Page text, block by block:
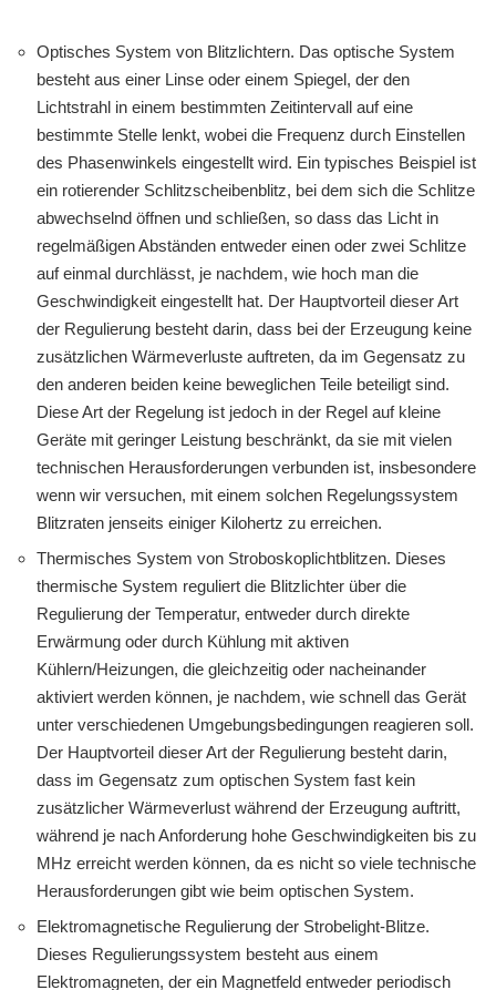
Optisches System von Blitzlichtern. Das optische System
besteht aus einer Linse oder einem Spiegel, der den
Lichtstrahl in einem bestimmten Zeitintervall auf eine
bestimmte Stelle lenkt, wobei die Frequenz durch Einstellen
des Phasenwinkels eingestellt wird. Ein typisches Beispiel ist
ein rotierender Schlitzscheibenblitz, bei dem sich die Schlitze
abwechselnd öffnen und schließen, so dass das Licht in
regelmäßigen Abständen entweder einen oder zwei Schlitze
auf einmal durchlässt, je nachdem, wie hoch man die
Geschwindigkeit eingestellt hat. Der Hauptvorteil dieser Art
der Regulierung besteht darin, dass bei der Erzeugung keine
zusätzlichen Wärmeverluste auftreten, da im Gegensatz zu
den anderen beiden keine beweglichen Teile beteiligt sind.
Diese Art der Regelung ist jedoch in der Regel auf kleine
Geräte mit geringer Leistung beschränkt, da sie mit vielen
technischen Herausforderungen verbunden ist, insbesondere
wenn wir versuchen, mit einem solchen Regelungssystem
Blitzraten jenseits einiger Kilohertz zu erreichen.
Thermisches System von Stroboskoplichtblitzen. Dieses
thermische System reguliert die Blitzlichter über die
Regulierung der Temperatur, entweder durch direkte
Erwärmung oder durch Kühlung mit aktiven
Kühlern/Heizungen, die gleichzeitig oder nacheinander
aktiviert werden können, je nachdem, wie schnell das Gerät
unter verschiedenen Umgebungsbedingungen reagieren soll.
Der Hauptvorteil dieser Art der Regulierung besteht darin,
dass im Gegensatz zum optischen System fast kein
zusätzlicher Wärmeverlust während der Erzeugung auftritt,
während je nach Anforderung hohe Geschwindigkeiten bis zu
MHz erreicht werden können, da es nicht so viele technische
Herausforderungen gibt wie beim optischen System.
Elektromagnetische Regulierung der Strobelight-Blitze.
Dieses Regulierungssystem besteht aus einem
Elektromagneten, der ein Magnetfeld entweder periodisch